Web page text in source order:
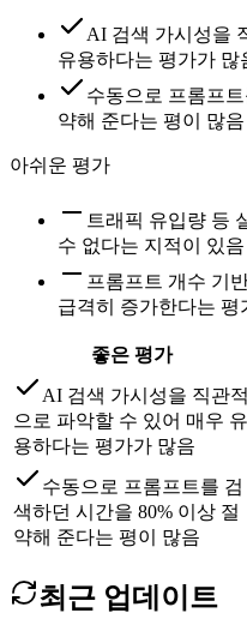
AI 검색 가시성을
유용하다는 평가가 많
수동으로 프롬프
약해 준다는 평이 많음
아쉬운 평가
트래픽 유입량 등
수 없다는 지적이 있음
프롬프트 개수 기
급격히 증가한다는 평
좋은 평가
AI 검색 가시성을 직관적
으로 파악할 수 있어 매우 유
용하다는 평가가 많음
수동으로 프롬프트를 검
색하던 시간을 80% 이상 절
약해 준다는 평이 많음
최근 업데이트